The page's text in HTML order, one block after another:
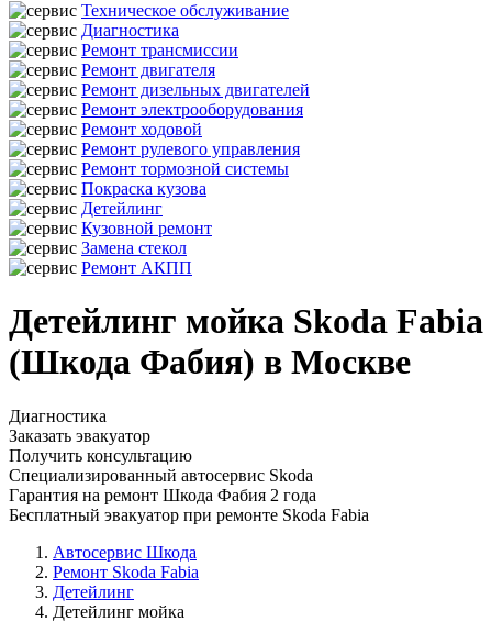
Техническое обслуживание
Диагностика
Ремонт трансмиссии
Ремонт двигателя
Ремонт дизельных двигателей
Ремонт электрооборудования
Ремонт ходовой
Ремонт рулевого управления
Ремонт тормозной системы
Покраска кузова
Детейлинг
Кузовной ремонт
Замена стекол
Ремонт АКПП
Детейлинг мойка Skoda Fabia
(Шкода Фабия) в Москве
Диагностика
Заказать эвакуатор
Получить консультацию
Специализированный автосервис Skoda
Гарантия на ремонт Шкода Фабия 2 года
Бесплатный эвакуатор при ремонте Skoda Fabia
Автосервис Шкода
Ремонт Skoda Fabia
Детейлинг
Детейлинг мойка